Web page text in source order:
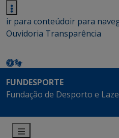
ir para conteúdoir para
Ouvidoria Transparência
FUNDESPORTE
Fundação de Desporto e